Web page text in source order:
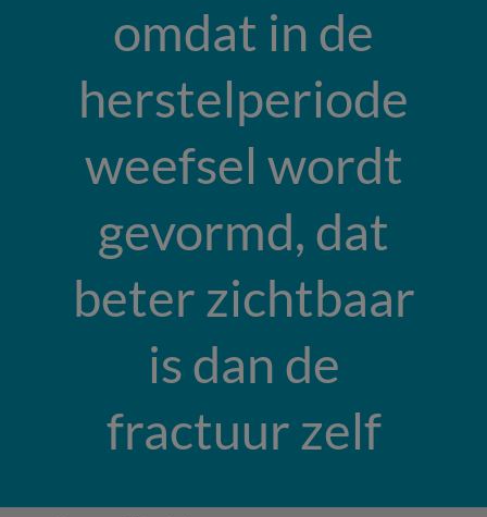
omdat in de
herstelperiode
weefsel wordt
gevormd, dat
beter zichtbaar
is dan de
fractuur zelf